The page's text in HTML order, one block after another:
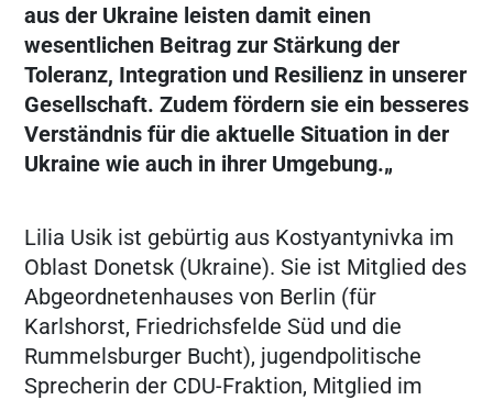
aus der Ukraine leisten damit einen
wesentlichen Beitrag zur Stärkung der
Toleranz, Integration und Resilienz in unserer
Gesellschaft. Zudem fördern sie ein besseres
Verständnis für die aktuelle Situation in der
Ukraine wie auch in ihrer Umgebung.„
Lilia Usik ist gebürtig aus Kostyantynivka im
Oblast Donetsk (Ukraine). Sie ist Mitglied des
Abgeordnetenhauses von Berlin (für
Karlshorst, Friedrichsfelde Süd und die
Rummelsburger Bucht), jugendpolitische
Sprecherin der CDU-Fraktion, Mitglied im